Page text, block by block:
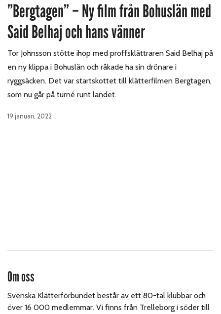
”Bergtagen” – Ny film från Bohuslän med
Said Belhaj och hans vänner
Tor Johnsson stötte ihop med proffsklättraren Said Belhaj på
en ny klippa i Bohuslän och råkade ha sin drönare i
ryggsäcken. Det var startskottet till klätterfilmen Bergtagen,
som nu går på turné runt landet.
19 januari, 2022
Om oss
Svenska Klätterförbundet består av ett 80-tal klubbar och
över 16 000 medlemmar. Vi finns från Trelleborg i söder till